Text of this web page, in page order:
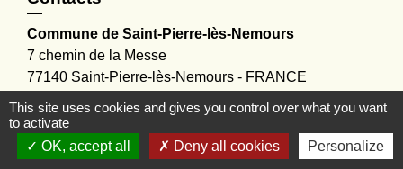
Commune de Saint-Pierre-lès-Nemours
7 chemin de la Messe
77140 Saint-Pierre-lès-Nemours - FRANCE
This site uses cookies and gives you control over what you want
to activate
OK, accept all
Deny all cookies Personalize